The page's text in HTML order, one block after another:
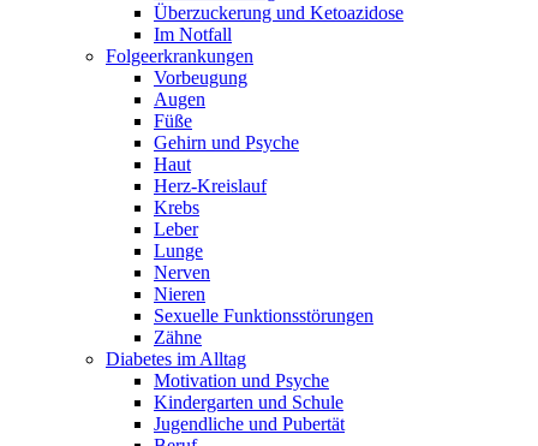
Überzuckerung und Ketoazidose
Im Notfall
Folgeerkrankungen
Vorbeugung
Augen
Füße
Gehirn und Psyche
Haut
Herz-Kreislauf
Krebs
Leber
Lunge
Nerven
Nieren
Sexuelle Funktionsstörungen
Zähne
Diabetes im Alltag
Motivation und Psyche
Kindergarten und Schule
Jugendliche und Pubertät